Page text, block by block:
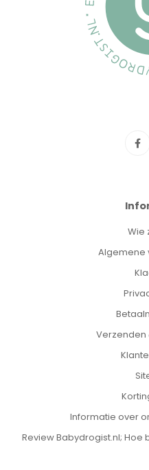
Wie
Algemene
Verzenden
Informatie over
Review Babydrogist.nl;